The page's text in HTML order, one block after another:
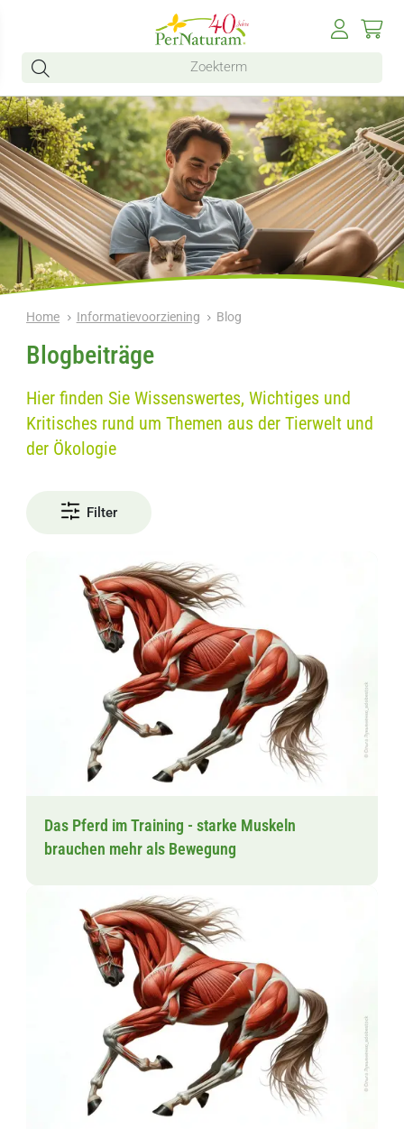
Home Informatievoorziening Blog
Blogbeiträge
Hier finden Sie Wissenswertes, Wichtiges und
Kritisches rund um Themen aus der Tierwelt und
der Ökologie
Filter
Das Pferd im Training - starke Muskeln
brauchen mehr als Bewegung